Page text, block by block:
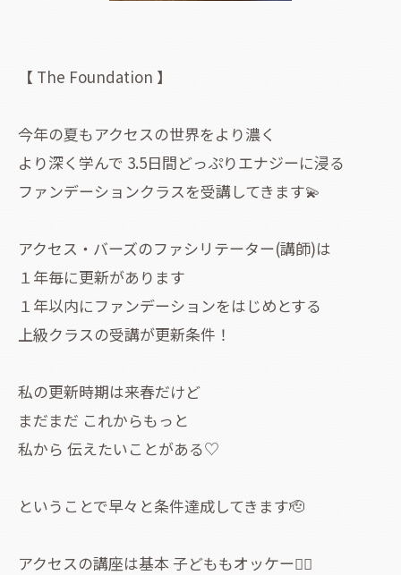
【 The Foundation 】
今年の夏もアクセスの世界をより濃く
より深く学んで 3.5日間どっぷりエナジーに浸る
ファンデーションクラスを受講してきます💫
アクセス・バーズのファシリテーター(講師)は
１年毎に更新があります
１年以内にファンデーションをはじめとする
上級クラスの受講が更新条件！
私の更新時期は来春だけど
まだまだ これからもっと
私から 伝えたいことがある♡
ということで早々と条件達成してきます🫡
アクセスの講座は基本 子どももオッケー🙆‍♀️